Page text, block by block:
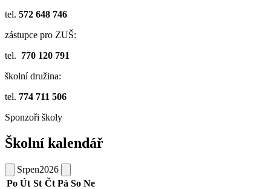
tel. 572 648 746
zástupce pro ZUŠ:
tel. 770 120 791
školní družina:
tel. 774 711 506
Sponzoři školy
Školní kalendář
Srpen2026
Po Út St Čt Pá So Ne